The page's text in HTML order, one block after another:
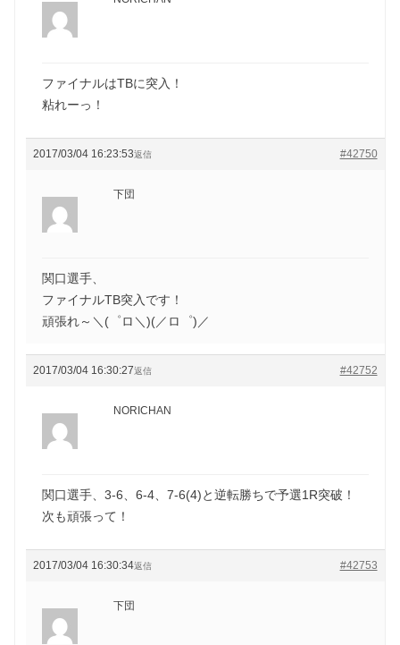
ファイナルはTBに突入！
粘れーっ！
2017/03/04 16:23:53 #42750
返信
下団
関口選手、
ファイナルTB突入です！
頑張れ～＼(゜ロ＼)(／ロ゜)／
2017/03/04 16:30:27 #42752
返信
NORICHAN
関口選手、3-6、6-4、7-6(4)と逆転勝ちで予選1R突破！
次も頑張って！
2017/03/04 16:30:34 #42753
返信
下団